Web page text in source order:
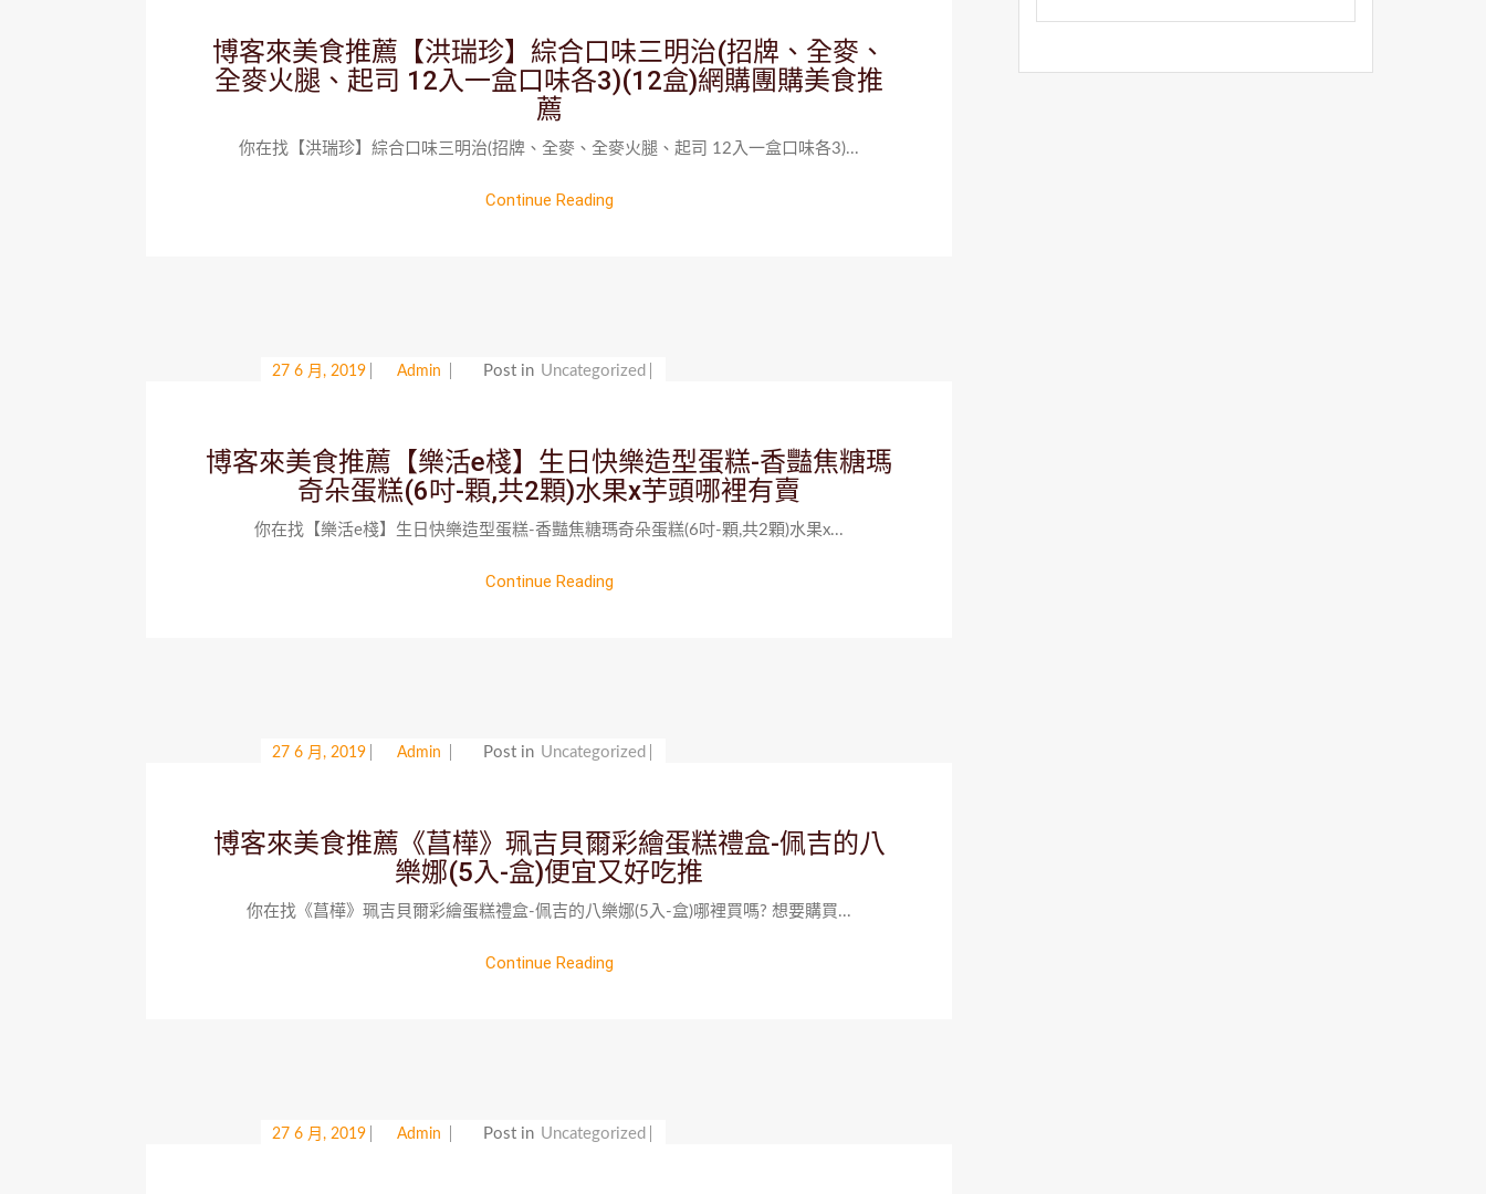
博客來美食推薦【洪瑞珍】綜合口味三明治(招牌、全麥、
全麥火腿、起司 12入一盒口味各3)(12盒)網購團購美食推
薦
你在找【洪瑞珍】綜合口味三明治(招牌、全麥、全麥火腿、起司 12入一盒口味各3)...
Continue Reading
27 6 月, 2019 Admin Post in Uncategorized
博客來美食推薦【樂活e棧】生日快樂造型蛋糕-香豔焦糖瑪
奇朵蛋糕(6吋-顆,共2顆)水果x芋頭哪裡有賣
你在找【樂活e棧】生日快樂造型蛋糕-香豔焦糖瑪奇朵蛋糕(6吋-顆,共2顆)水果x...
Continue Reading
27 6 月, 2019 Admin Post in Uncategorized
博客來美食推薦《菖樺》珮吉貝爾彩繪蛋糕禮盒-佩吉的八
樂娜(5入-盒)便宜又好吃推
你在找《菖樺》珮吉貝爾彩繪蛋糕禮盒-佩吉的八樂娜(5入-盒)哪裡買嗎? 想要購買...
Continue Reading
27 6 月, 2019 Admin Post in Uncategorized